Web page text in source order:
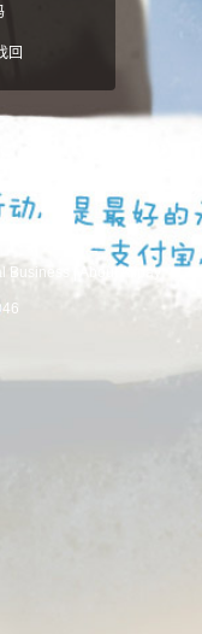
回
Business About Alipay